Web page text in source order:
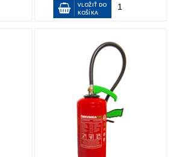
VLOŽIŤ DO
KOŠÍKA